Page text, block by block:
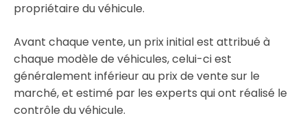
propriétaire du véhicule.
Avant chaque vente, un prix initial est attribué à
chaque modèle de véhicules, celui-ci est
généralement inférieur au prix de vente sur le
marché, et estimé par les experts qui ont réalisé le
contrôle du véhicule.